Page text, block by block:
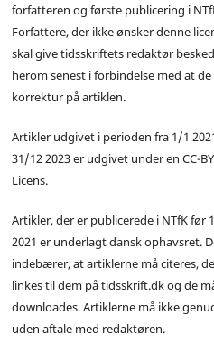
forfatteren og første publicering i
Forfattere, der ikke ønsker denne
skal give tidsskriftets redaktør besked
herom senest i forbindelse med at
korrektur på artiklen.
Artikler udgivet i perioden fra 1/1
31/12 2023 er udgivet under en CC-
Licens.
Artikler, der er publicerede i NTfK før
2021 er underlagt dansk ophavsret.
indebærer, at artiklerne må citeres,
linkes til dem på tidsskrift.dk og de
downloades. Artiklerne må ikke
uden aftale med redaktøren.